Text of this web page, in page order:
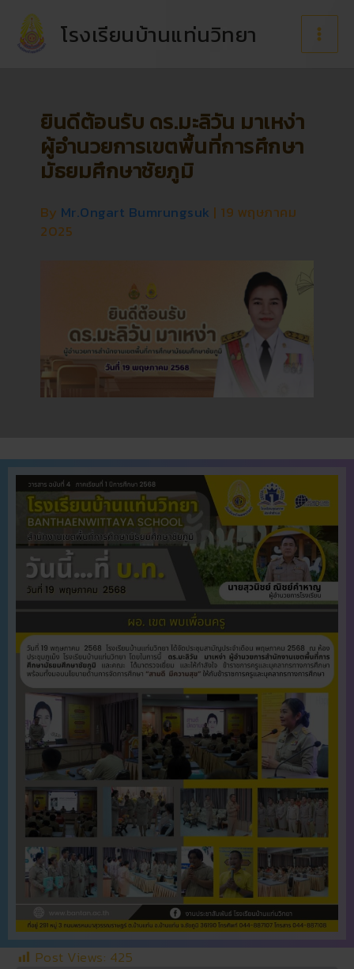
content
โรงเรียนบ้านแท่นวิทยา
ยินดีต้อนรับ ดร.มะลิวัน มาเหง่า
ผู้อำนวยการเขตพื้นที่การศึกษา
มัธยมศึกษาชัยภูมิ
By Mr.Ongart Bumrungsuk | 19 พฤษภาคม
2025
Post Views: 425